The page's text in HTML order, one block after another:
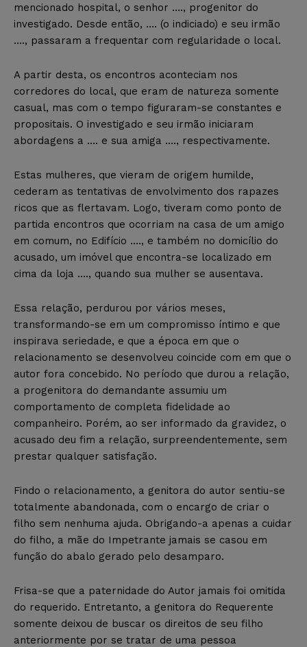
mencionado hospital, o senhor …., progenitor do
investigado. Desde então, …. (o indiciado) e seu irmão
…., passaram a frequentar com regularidade o local.
A partir desta, os encontros aconteciam nos
corredores do local, que eram de natureza somente
casual, mas com o tempo figuraram-se constantes e
propositais. O investigado e seu irmão iniciaram
abordagens a …. e sua amiga …., respectivamente.
Estas mulheres, que vieram de origem humilde,
cederam as tentativas de envolvimento dos rapazes
ricos que as flertavam. Logo, tiveram como ponto de
partida encontros que ocorriam na casa de um amigo
em comum, no Edifício …., e também no domicílio do
acusado, um imóvel que encontra-se localizado em
cima da loja …., quando sua mulher se ausentava.
Essa relação, perdurou por vários meses,
transformando-se em um compromisso íntimo e que
inspirava seriedade, e que a época em que o
relacionamento se desenvolveu coincide com em que o
autor fora concebido. No período que durou a relação,
a progenitora do demandante assumiu um
comportamento de completa fidelidade ao
companheiro. Porém, ao ser informado da gravidez, o
acusado deu fim a relação, surpreendentemente, sem
prestar qualquer satisfação.
Findo o relacionamento, a genitora do autor sentiu-se
totalmente abandonada, com o encargo de criar o
filho sem nenhuma ajuda. Obrigando-a apenas a cuidar
do filho, a mãe do Impetrante jamais se casou em
função do abalo gerado pelo desamparo.
Frisa-se que a paternidade do Autor jamais foi omitida
do requerido. Entretanto, a genitora do Requerente
somente deixou de buscar os direitos de seu filho
anteriormente por se tratar de uma pessoa